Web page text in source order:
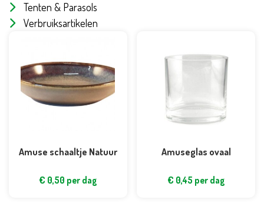
Tenten & Parasols
Verbruiksartikelen
Amuse schaaltje Natuur
€ 0,50 per dag
Amuseglas ovaal
€ 0,45 per dag